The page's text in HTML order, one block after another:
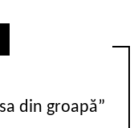
din groapă”